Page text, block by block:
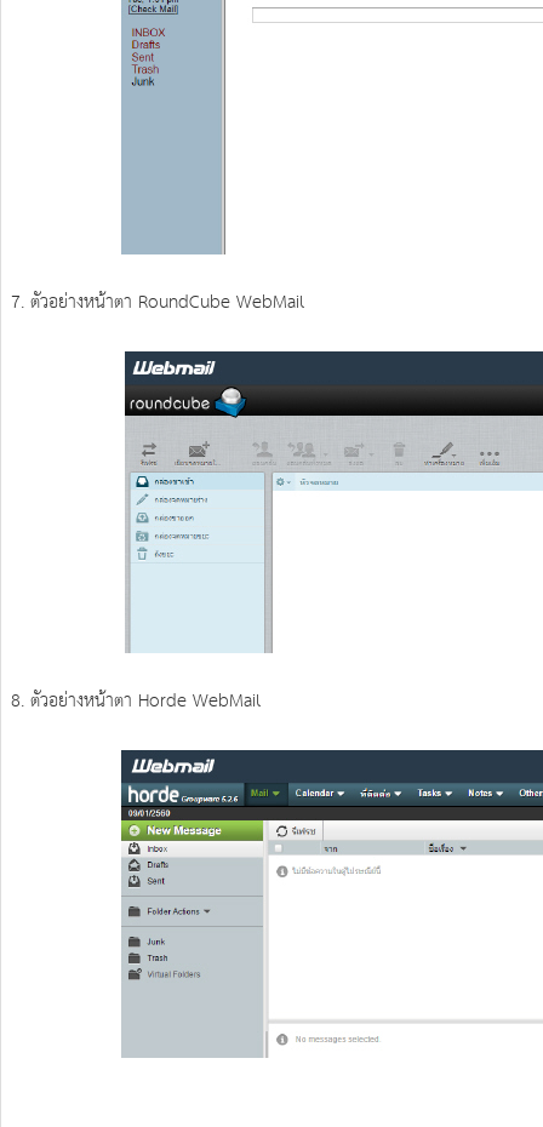
7. ตัวอย่างหน้าตา RoundCube WebMail
8. ตัวอย่างหน้าตา Horde WebMail